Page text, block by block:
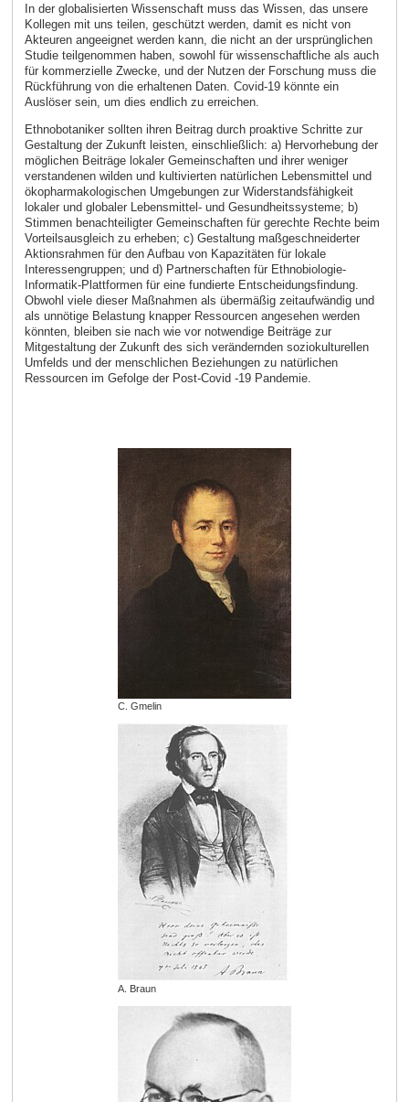
In der globalisierten Wissenschaft muss das Wissen, das unsere
Kollegen mit uns teilen, geschützt werden, damit es nicht von
Akteuren angeeignet werden kann, die nicht an der ursprünglichen
Studie teilgenommen haben, sowohl für wissenschaftliche als auch
für kommerzielle Zwecke, und der Nutzen der Forschung muss die
Rückführung von die erhaltenen Daten. Covid-19 könnte ein
Auslöser sein, um dies endlich zu erreichen.
Ethnobotaniker sollten ihren Beitrag durch proaktive Schritte zur
Gestaltung der Zukunft leisten, einschließlich: a) Hervorhebung der
möglichen Beiträge lokaler Gemeinschaften und ihrer weniger
verstandenen wilden und kultivierten natürlichen Lebensmittel und
ökopharmakologischen Umgebungen zur Widerstandsfähigkeit
lokaler und globaler Lebensmittel- und Gesundheitssysteme; b)
Stimmen benachteiligter Gemeinschaften für gerechte Rechte beim
Vorteilsausgleich zu erheben; c) Gestaltung maßgeschneiderter
Aktionsrahmen für den Aufbau von Kapazitäten für lokale
Interessengruppen; und d) Partnerschaften für Ethnobiologie-
Informatik-Plattformen für eine fundierte Entscheidungsfindung.
Obwohl viele dieser Maßnahmen als übermäßig zeitaufwändig und
als unnötige Belastung knapper Ressourcen angesehen werden
könnten, bleiben sie nach wie vor notwendige Beiträge zur
Mitgestaltung der Zukunft des sich verändernden soziokulturellen
Umfelds und der menschlichen Beziehungen zu natürlichen
Ressourcen im Gefolge der Post-Covid -19 Pandemie.
C. Gmelin
A. Braun